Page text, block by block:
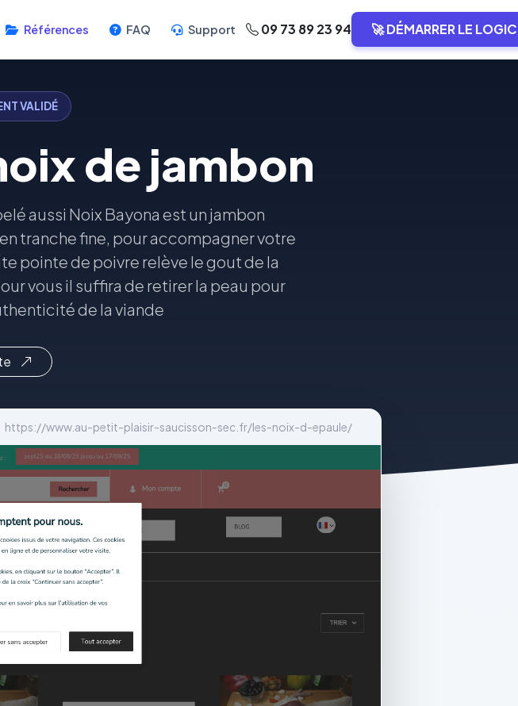
Références FAQ Support 09 73 89 23 94 🚀 DÉMARRER LE
VALIDÉ
de jambon
aussi Noix Bayona est un jambon
tranche fine, pour accompagner votre
pointe de poivre relève le gout de la
vous il suffira de retirer la peau pour
de la viande
https://www.au-petit-plaisir-saucisson-sec.fr/les-noix-d-epaule/